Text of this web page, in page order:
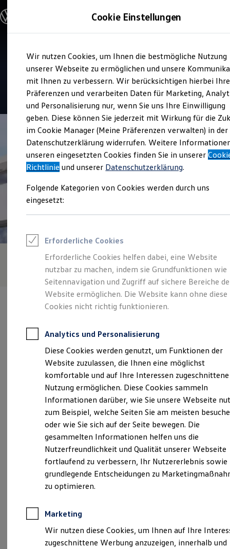
Hauptinhalt
springen
Footer
springen
Modelle & Konfigurator
Nutzfahrzeugkategorien entdecken
Modelle konfigurieren
Vorgängermodelle und Oldtimer
Vorgängermodelle
Oldtimer
Bulli Historie
Branchenlösungen & Gewerbekunden
Umbaulösungen und Hersteller finden
Auf- und Umbauten entdecken & konfigurieren
Groß- und Sonderkunden
Großkunden
Kommunen & Behörden
Journalisten
Sportvereine
Branchenlösungen
Gewerbliche Personenbeförderung
Service & mobile Werkstätten
Kühlfahrzeuge
ONE Business ID Vorteile
Fahrzeugsuche & Marktplatz
Fahrzeugsuche
Fahrzeuge online kaufen
Digitaler Marktplatz
Kauf & Finanzierung
Online-Fahrzeugbewertung
Aktionen & Angebote
Für Gewerbekunden
Profi Paket
TopDeal
Gebrauchtwagen
ProfiPartner für Gebrauchtwagen
Zertifizierte Gebrauchtwagen
Finanzierung
Für Privatkunden
Für Gewerbekunden
Leasing
Für Privatkunden
Für Gewerbekunden
Versicherungen & Garantien
Garantien
Kfz-Versicherung für Nutzfahrzeuge
Restschuldversicherung
Wartungsverträge
Besitzer & Service
Sommer-Special
Reparatur, Pflege & Inspektion
Servicetermin anfragen
Service-Vorteile bei Volkswagen Nutzfahrzeuge
Service
Peter Grampp Nutzfahrzeuge
4.7| 53 Bewertungen
Verantwortlich für die Inhalte auf dieser Seite ist die Peter Grampp
GmbH - Co. KG ( Impressum & Rechtliches)
Am Hammersteig 1, 97753 Karlstadt
info@grampp.net
+49 9353 97810
Montag-Freitag 07:30-18:00 Uhr
Samstag
08:00 -13:00 Uhr
Ansprechpartner
Cookie Einstellungen
Wir nutzen Cookies, um Ihnen die bestmögliche Nutzung
unserer Webseite zu ermöglichen und unsere
mit Ihnen zu verbessern. Wir berücksichtigen hierbei Ihre
Präferenzen und verarbeiten Daten für Marketing,
und Personalisierung nur, wenn Sie uns Ihre Einwilligung
geben. Diese können Sie jederzeit mit Wirkung für die
im Cookie Manager (Meine Präferenzen verwalten) in der
Datenschutzerklärung widerrufen. Weitere
unseren eingesetzten Cookies finden Sie in unserer
Richtlinie und unserer Datenschutzerklärung.
Folgende Kategorien von Cookies werden durch uns
eingesetzt:
Erforderliche Cookies
Erforderliche Cookies helfen dabei, eine Website
nutzbar zu machen, indem sie Grundfunktionen wie
Seitennavigation und Zugriff auf sichere Bereiche
Website ermöglichen. Die Website kann ohne diese
Cookies nicht richtig funktionieren.
Analytics und Personalisierung
Diese Cookies werden genutzt, um Funktionen der
Website zuzulassen, die Ihnen eine möglichst
komfortable und auf Ihre Interessen zugeschnittene
Nutzung ermöglichen. Diese Cookies sammeln
Informationen darüber, wie Sie unsere Webseite
zum Beispiel, welche Seiten Sie am meisten
oder wie Sie sich auf der Seite bewegen. Die
gesammelten Informationen helfen uns die
Nutzerfreundlichkeit und Qualität unserer Webseite
fortlaufend zu verbessern, Ihr Nutzererlebnis sowie
grundlegende Entscheidungen zu
zu optimieren.
Marketing
Wir nutzen diese Cookies, um Ihnen auf Ihre
zugeschnittene Werbung anzuzeigen, innerhalb und